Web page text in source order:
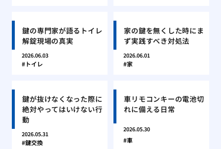
鍵の専門家が語るトイレ
解錠現場の真実
2026.06.03
トイレ
家の鍵を無くした時にま
ず実践すべき対処法
2026.06.01
家
鍵が抜けなくなった際に
絶対やってはいけない行
動
2026.05.31
鍵交換
車リモコンキーの電池切
れに備える日常
2026.05.30
車